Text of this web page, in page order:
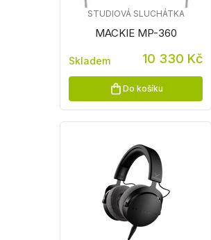
MACKIE MP-360
STUDIOVÁ SLUCHÁTKA
Skladem 10 330 Kč
Do košíku